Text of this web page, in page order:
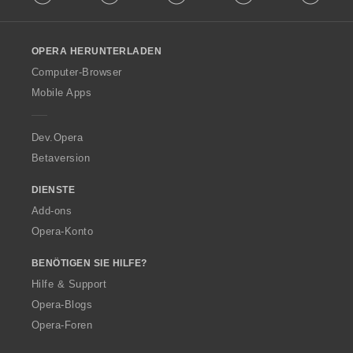
w
O
p
a
OPERA HERUNTERLADEN
Computer-Browser
Mobile Apps
Dev.Opera
Betaversion
DIENSTE
Add-ons
Opera-Konto
BENÖTIGEN SIE HILFE?
Hilfe & Support
Opera-Blogs
Opera-Foren